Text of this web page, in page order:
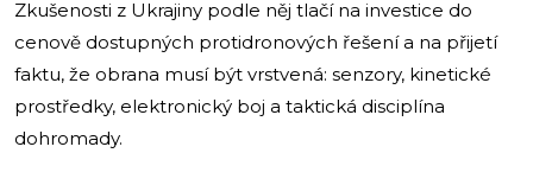
Zkušenosti z Ukrajiny podle něj tlačí na investice do
cenově dostupných protidronových řešení a na přijetí
faktu, že obrana musí být vrstvená: senzory, kinetické
prostředky, elektronický boj a taktická disciplína
dohromady.